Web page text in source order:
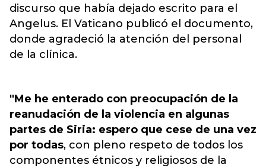
discurso que había dejado escrito para el
Angelus. El Vaticano publicó el documento,
donde agradeció la atención del personal
de la clínica.
"Me he enterado con preocupación de la
reanudación de la violencia en algunas
partes de Siria: espero que cese de una vez
por todas, con pleno respeto de todos los
componentes étnicos y religiosos de la